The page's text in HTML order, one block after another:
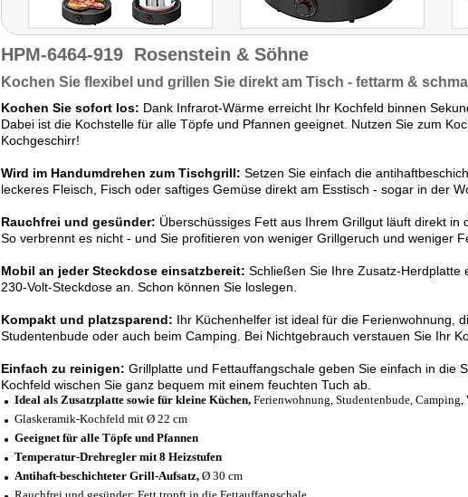
HPM-6464-919 Rosenstein & Söhne
Kochen Sie flexibel und grillen Sie direkt am Tisch - fettarm &
Kochen Sie sofort los: Dank Infrarot-Wärme erreicht Ihr Kochfeld binnen
Dabei ist die Kochstelle für alle Töpfe und Pfannen geeignet. Nutzen Sie zum
Kochgeschirr!
Wird im Handumdrehen zum Tischgrill: Setzen Sie einfach die
leckeres Fleisch, Fisch oder saftiges Gemüse direkt am Esstisch - sogar in der
Rauchfrei und gesünder: Überschüssiges Fett aus Ihrem Grillgut läuft direkt in
So verbrennt es nicht - und Sie profitieren von weniger Grillgeruch und weniger
Mobil an jeder Steckdose einsatzbereit: Schließen Sie Ihre Zusatz-Herdplatte
230-Volt-Steckdose an. Schon können Sie loslegen.
Kompakt und platzsparend: Ihr Küchenhelfer ist ideal für die Ferienwohnung,
Studentenbude oder auch beim Camping. Bei Nichtgebrauch verstauen Sie Ihr
Einfach zu reinigen: Grillplatte und Fettauffangschale geben Sie einfach in die
Kochfeld wischen Sie ganz bequem mit einem feuchten Tuch ab.
Ideal als Zusatzplatte sowie für kleine Küchen, Ferienwohnung, Studentenbude, Camping,
Glaskeramik-Kochfeld mit Ø 22 cm
Geeignet für alle Töpfe und Pfannen
Temperatur-Drehregler mit 8 Heizstufen
Antihaft-beschichteter Grill-Aufsatz, Ø 30 cm